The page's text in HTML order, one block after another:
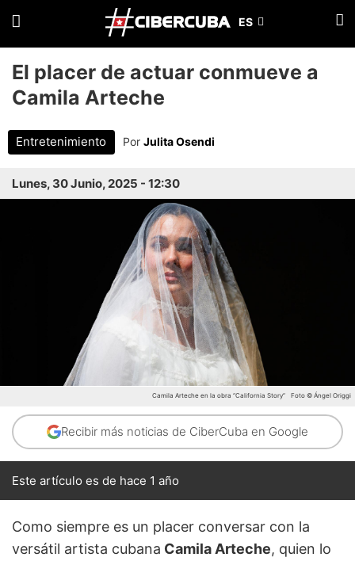
El placer de actuar conmueve a
Camila Arteche
Entretenimiento Por Julita Osendi
Lunes, 30 Junio, 2025 - 12:30
Camila Arteche en la obra “California Story” Foto © Ángel Origgi
Recibir más noticias de CiberCuba en Google
Este artículo es de hace 1 año
Como siempre es un placer conversar con la
versátil artista cubana Camila Arteche, quien lo